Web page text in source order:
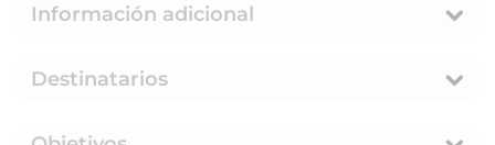
Información adicional
Destinatarios